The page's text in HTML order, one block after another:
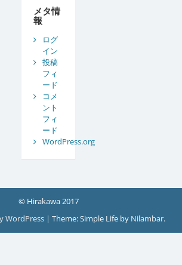
ブ
メタ情
報
ログ
イン
投稿
フィ
ード
コメ
ント
フィ
ード
WordPress.org
© Hirakawa 2017
WordPress | Theme: Simple Life by Nilambar.